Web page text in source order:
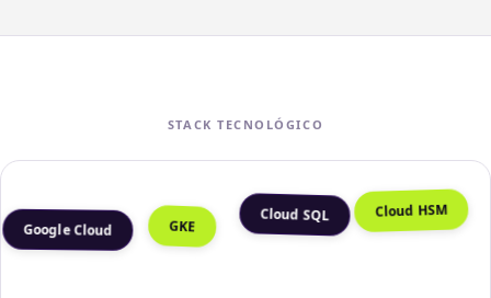
STACK TECNOLÓGICO
Google Cloud GKE
Cloud SQL Cloud HSM